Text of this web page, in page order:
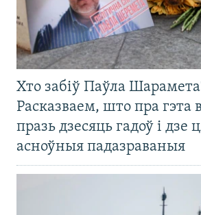
Хто забіў Паўла
Расказваем, што пра гэта
празь дзесяць гадоў і дзе
асноўныя падазраваныя